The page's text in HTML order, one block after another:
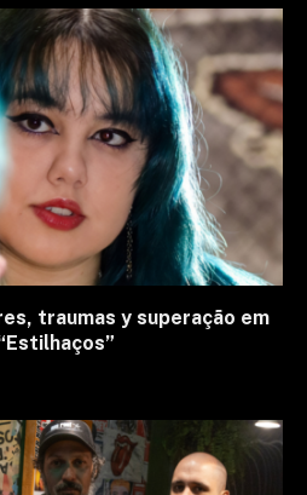
traumas y superação em